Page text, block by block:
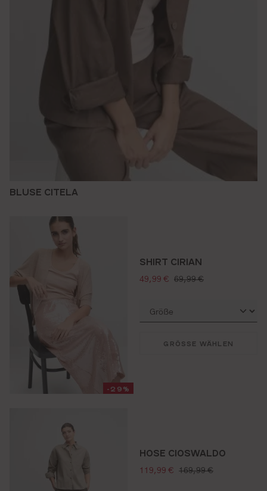
BLUSE CITELA
-29%
SHIRT CIRIAN
verkaufspreis:
49,99 € regulärer preis:
69,99 €
GRÖSSE WÄHLEN
HOSE CIOSWALDO
verkaufspreis:
119,99 € regulärer preis:
169,99 €